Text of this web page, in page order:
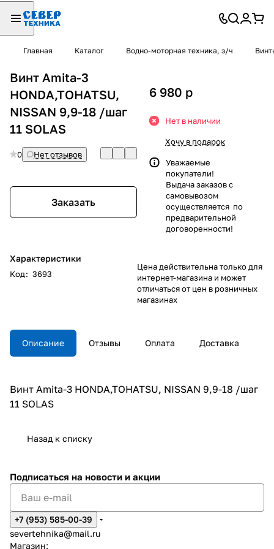
Главная Каталог Водно-моторная техника, з/ч
Винт Amita-3
HONDA,TOHATSU,
NISSAN 9,9-18 /шаг
11 SOLAS
0 Нет отзывов
Заказать
Характеристики
Код: 3693
6 980 p
Нет в наличии
Хочу в подарок
Уважаемые
покупатели!
Выдача заказов с
самовывозом
осуществляется по
предварительной
договоренности!
Цена действительна только для
интернет-магазина и может
отличаться от цен в розничных
магазинах
Описание Отзывы Оплата Доставка
Винт Amita-3 HONDA,TOHATSU, NISSAN 9,9-18 /шаг
11 SOLAS
Назад к списку
Подписаться на новости и акции
+7 (953) 585-00-39
severtehnika@mail.ru
Магазин: